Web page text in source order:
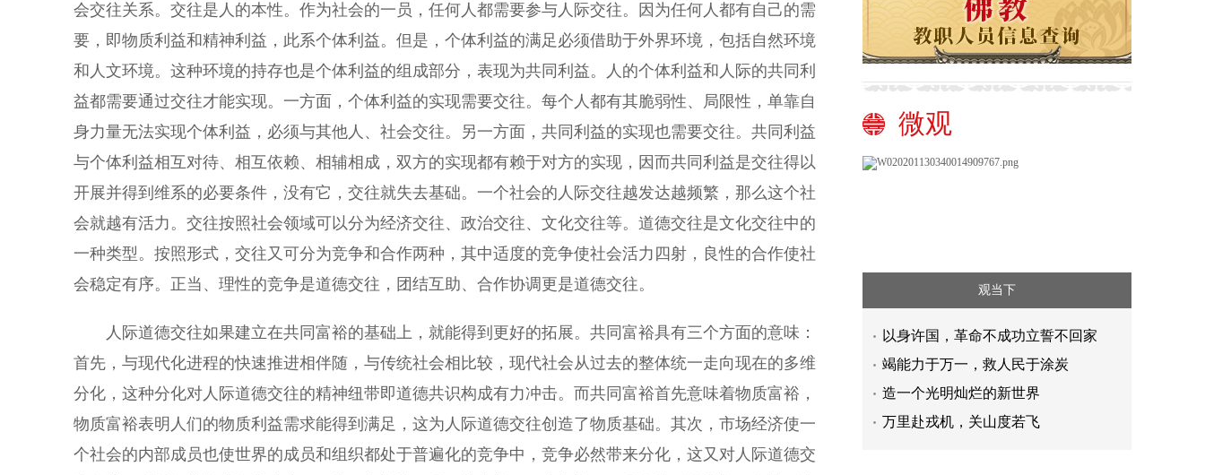
会交往关系。交往是人的本性。作为社会的一员，任何人都需要参与人际交往。因为任何人都有自己的需
要，即物质利益和精神利益，此系个体利益。但是，个体利益的满足必须借助于外界环境，包括自然环境
和人文环境。这种环境的持存也是个体利益的组成部分，表现为共同利益。人的个体利益和人际的共同利
益都需要通过交往才能实现。一方面，个体利益的实现需要交往。每个人都有其脆弱性、局限性，单靠自
身力量无法实现个体利益，必须与其他人、社会交往。另一方面，共同利益的实现也需要交往。共同利益
与个体利益相互对待、相互依赖、相辅相成，双方的实现都有赖于对方的实现，因而共同利益是交往得以
开展并得到维系的必要条件，没有它，交往就失去基础。一个社会的人际交往越发达越频繁，那么这个社
会就越有活力。交往按照社会领域可以分为经济交往、政治交往、文化交往等。道德交往是文化交往中的
一种类型。按照形式，交往又可分为竞争和合作两种，其中适度的竞争使社会活力四射，良性的合作使社
会稳定有序。正当、理性的竞争是道德交往，团结互助、合作协调更是道德交往。
人际道德交往如果建立在共同富裕的基础上，就能得到更好的拓展。共同富裕具有三个方面的意味：
首先，与现代化进程的快速推进相伴随，与传统社会相比较，现代社会从过去的整体统一走向现在的多维
分化，这种分化对人际道德交往的精神纽带即道德共识构成有力冲击。而共同富裕首先意味着物质富裕，
物质富裕表明人们的物质利益需求能得到满足，这为人际道德交往创造了物质基础。其次，市场经济使一
个社会的内部成员也使世界的成员和组织都处于普遍化的竞争中，竞争必然带来分化，这又对人际道德交
微观
观当下
以身许国，革命不成功立誓不回家
竭能力于万一，救人民于涂炭
造一个光明灿烂的新世界
万里赴戎机，关山度若飞